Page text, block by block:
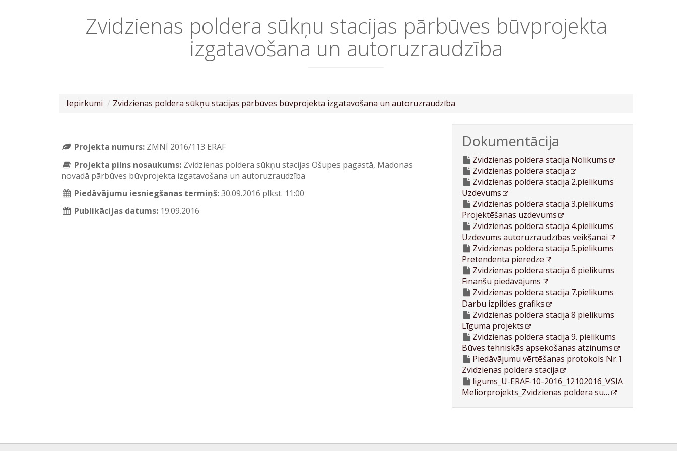
Zvidzienas poldera sūkņu stacijas pārbūves būvprojekta
izgatavošana un autoruzraudzība
Iepirkumi Zvidzienas poldera sūkņu stacijas pārbūves būvprojekta izgatavošana un autoruzraudzība
Projekta numurs: ZMNĪ 2016/113 ERAF
Projekta pilns nosaukums: Zvidzienas poldera sūkņu stacijas Ošupes pagastā, Madonas
novadā pārbūves būvprojekta izgatavošana un autoruzraudzība
Piedāvājumu iesniegšanas termiņš:30.09.2016 plkst. 11:00
Publikācijas datums: 19.09.2016
Dokumentācija
Zvidzienas poldera stacija Nolikums
Zvidzienas poldera stacija
Zvidzienas poldera stacija 2.pielikums
Uzdevums
Zvidzienas poldera stacija 3.pielikums
Projektēšanas uzdevums
Zvidzienas poldera stacija 4.pielikums
Uzdevums autoruzraudzības veikšanai
Zvidzienas poldera stacija 5.pielikums
Pretendenta pieredze
Zvidzienas poldera stacija 6 pielikums
Finanšu piedāvājums
Zvidzienas poldera stacija 7.pielikums
Darbu izpildes grafiks
Zvidzienas poldera stacija 8 pielikums
Līguma projekts
Zvidzienas poldera stacija 9. pielikums
Būves tehniskās apsekošanas atzinums
Piedāvājumu vērtēšanas protokols Nr.1
Zvidzienas poldera stacija
ligums_U-ERAF-10-2016_12102016_VSIA
Meliorprojekts_Zvidzienas poldera su…